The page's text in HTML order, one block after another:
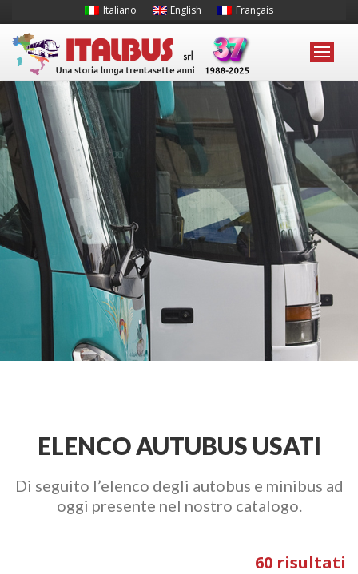
Italiano English Français
ELENCO AUTUBUS USATI
Di seguito l’elenco degli autobus e minibus ad
oggi presente nel nostro catalogo.
60 risultati